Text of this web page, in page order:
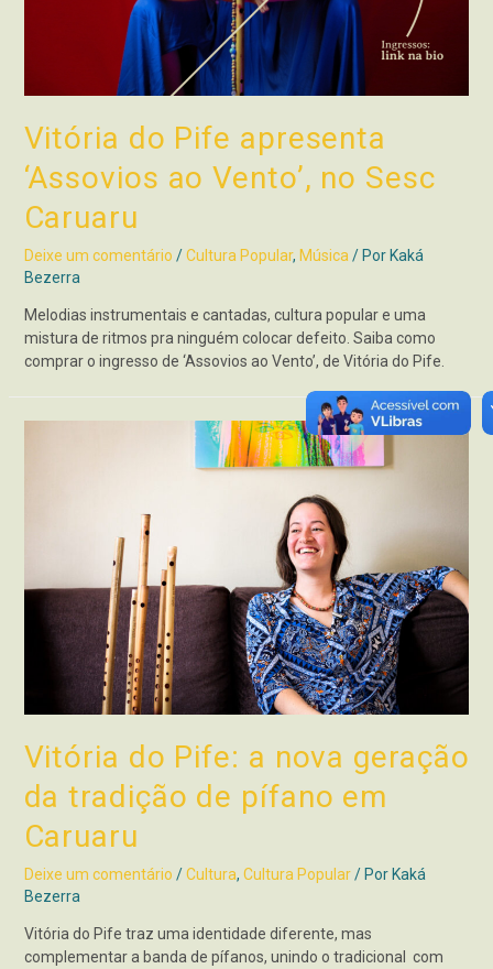
Vitória do Pife apresenta
‘Assovios ao Vento’, no Sesc
Caruaru
Deixe um comentário /Cultura Popular, Música / PorKaká
Bezerra
Melodias instrumentais e cantadas, cultura popular e uma
mistura de ritmos pra ninguém colocar defeito. Saiba como
comprar o ingresso de ‘Assovios ao Vento’, de Vitória do Pife.
Vitória do Pife: a nova geração
da tradição de pífano em
Caruaru
Deixe um comentário /Cultura, Cultura Popular/ Por Kaká
Bezerra
Vitória do Pife traz uma identidade diferente, mas
complementar a banda de pífanos, unindo o tradicional com